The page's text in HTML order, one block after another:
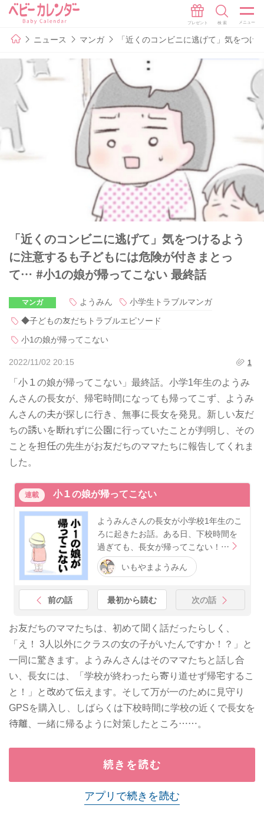
ニュース マンガ 「近くのコンビニに逃げて」気をつ
「近くのコンビニに逃げて」気をつけるよう
に注意するも子どもには危険が付きまとっ
て… #小1の娘が帰ってこない 最終話
マンガ ようみん
小学生トラブルマンガ
◆子どもの友だちトラブルエピソード
小1の娘が帰ってこない
2022/11/02 20:15 1
「小１の娘が帰ってこない」最終話。小学1年生のようみ
んさんの長女が、帰宅時間になっても帰ってこず、ようみ
んさんの夫が探しに行き、無事に長女を発見。新しい友だ
ちの誘いを断れずに公園に行っていたことが判明し、その
ことを担任の先生がお友だちのママたちに報告してくれま
した。
連載 小１の娘が帰ってこない
ようみんさんの長女が小学校1年生のこ
ろに起きたお話。ある日、下校時間を
過ぎても、長女が帰ってこない！…
いもやまようみん
前の話 最初から読む 次の話
お友だちのママたちは、初めて聞く話だったらしく、
「え！ 3人以外にクラスの女の子がいたんですか！？」と
一同に驚きます。ようみんさんはそのママたちと話し合
い、長女には、「学校が終わったら寄り道せず帰宅するこ
と！」と改めて伝えます。そして万が一のために見守り
GPSを購入し、しばらくは下校時間に学校の近くで長女を
待離、一緒に帰るように対策したところ……。
続きを読む
アプリで続きを読む